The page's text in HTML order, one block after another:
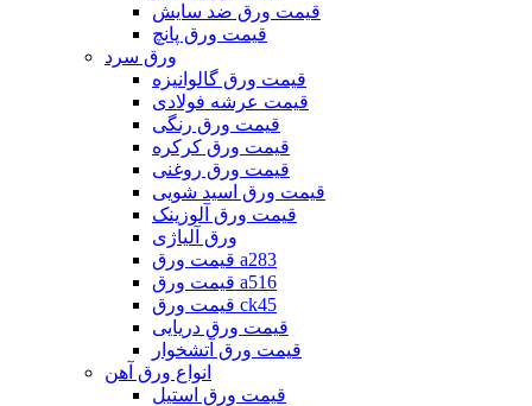
قیمت ورق ضد سایش
قیمت ورق پانچ
ورق سرد
قیمت ورق گالوانیزه
قیمت عرشه فولادی
قیمت ورق رنگی
قیمت ورق کرکره
قیمت ورق روغنی
قیمت ورق اسید شویی
قیمت ورق آلوزینک
ورق آلیاژی
قیمت ورق a283
قیمت ورق a516
قیمت ورق ck45
قیمت ورق دریایی
قیمت ورق آتشخوار
انواع ورق آهن
قیمت ورق استیل